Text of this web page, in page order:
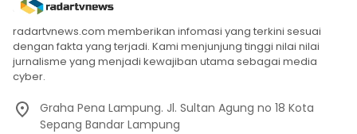
radartvnews.com memberikan infomasi yang terkini sesuai
dengan fakta yang terjadi. Kami menjunjung tinggi nilai nilai
jurnalisme yang menjadi kewajiban utama sebagai media
cyber.
Graha Pena Lampung. Jl. Sultan Agung no 18 Kota
Sepang Bandar Lampung